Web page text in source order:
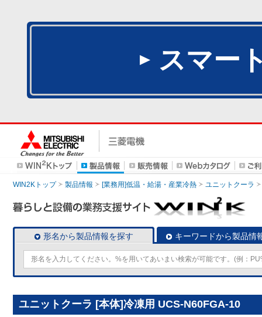
スマー
WIN2Kトップ 製品情報 [業務用]低温・給湯・産業冷熱 ユニットクーラ
形名から製品情報を探す キーワードから製品情
ユニットクーラ [本体]冷凍用 UCS-N60FGA-10